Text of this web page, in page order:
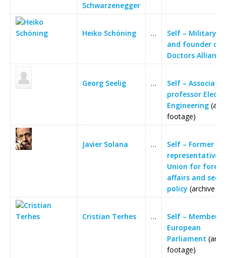
Schwarzenegger
Heiko Schöning …
Self – Military
and founder of
Doctors Alliance‘
Georg Seelig …
Self – Associate
professor
Engineering
footage)
Javier Solana …
Self – Former
representative
Union for
affairs and
policy (archive
Cristian Terhes …
Self – Member
European
Parliament
footage)